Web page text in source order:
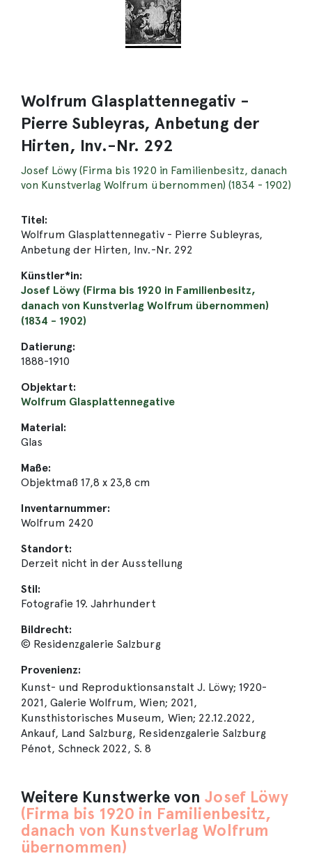
Wolfrum Glasplattennegativ -
Pierre Subleyras, Anbetung der
Hirten, Inv.-Nr. 292
Josef Löwy (Firma bis 1920 in Familienbesitz, danach
von Kunstverlag Wolfrum übernommen) (1834 - 1902)
Titel:
Wolfrum Glasplattennegativ - Pierre Subleyras,
Anbetung der Hirten, Inv.-Nr. 292
Künstler*in:
Josef Löwy (Firma bis 1920 in Familienbesitz,
danach von Kunstverlag Wolfrum übernommen)
(1834 - 1902)
Datierung:
1888-1910
Objektart:
Wolfrum Glasplattennegative
Material:
Glas
Maße:
Objektmaß 17,8 x 23,8 cm
Inventarnummer:
Wolfrum 2420
Standort:
Derzeit nicht in der Ausstellung
Stil:
Fotografie 19. Jahrhundert
Bildrecht:
© Residenzgalerie Salzburg
Provenienz:
Kunst- und Reproduktionsanstalt J. Löwy; 1920-
2021, Galerie Wolfrum, Wien; 2021,
Kunsthistorisches Museum, Wien; 22.12.2022,
Ankauf, Land Salzburg, Residenzgalerie Salzburg
Pénot, Schneck 2022, S. 8
Weitere Kunstwerke vonJosef Löwy
(Firma bis 1920 in Familienbesitz,
danach von Kunstverlag Wolfrum
übernommen)